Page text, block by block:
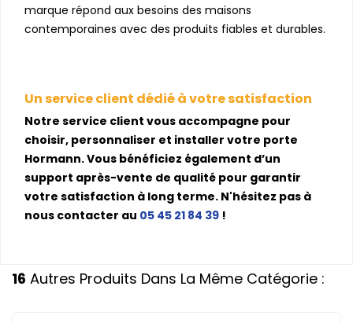
marque répond aux besoins des maisons
contemporaines avec des produits fiables et durables.
Un service client dédié à votre satisfaction
Notre service client vous accompagne pour
choisir, personnaliser et installer votre porte
Hormann. Vous bénéficiez également d’un
support après-vente de qualité pour garantir
votre satisfaction à long terme. N'hésitez pas à
nous contacter au 05 45 21 84 39 !
16 Autres Produits Dans La Même Catégorie :